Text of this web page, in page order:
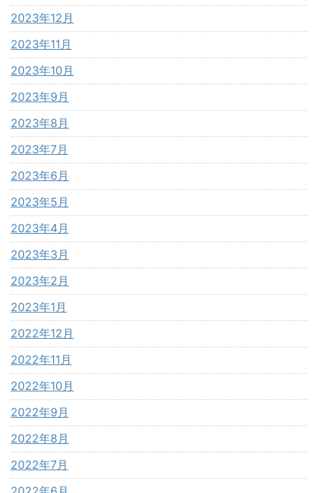
2023年12月
2023年11月
2023年10月
2023年9月
2023年8月
2023年7月
2023年6月
2023年5月
2023年4月
2023年3月
2023年2月
2023年1月
2022年12月
2022年11月
2022年10月
2022年9月
2022年8月
2022年7月